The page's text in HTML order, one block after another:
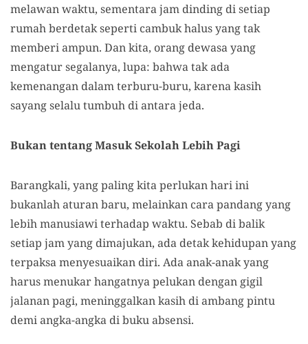
melawan waktu, sementara jam dinding di setiap
rumah berdetak seperti cambuk halus yang tak
memberi ampun. Dan kita, orang dewasa yang
mengatur segalanya, lupa: bahwa tak ada
kemenangan dalam terburu-buru, karena kasih
sayang selalu tumbuh di antara jeda.
Bukan tentang Masuk Sekolah Lebih Pagi
Barangkali, yang paling kita perlukan hari ini
bukanlah aturan baru, melainkan cara pandang yang
lebih manusiawi terhadap waktu. Sebab di balik
setiap jam yang dimajukan, ada detak kehidupan yang
terpaksa menyesuaikan diri. Ada anak-anak yang
harus menukar hangatnya pelukan dengan gigil
jalanan pagi, meninggalkan kasih di ambang pintu
demi angka-angka di buku absensi.